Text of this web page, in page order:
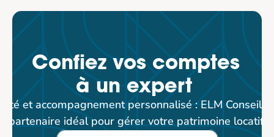
Confiez vos comptes
à un expert
et accompagnement personnalisé : ELM Conseil
partenaire idéal pour gérer votre patrimoine locatif.